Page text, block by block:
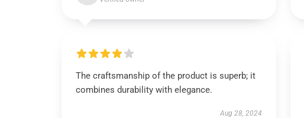
The craftsmanship of the product is superb; it
combines durability with elegance.
Aug 28, 2024